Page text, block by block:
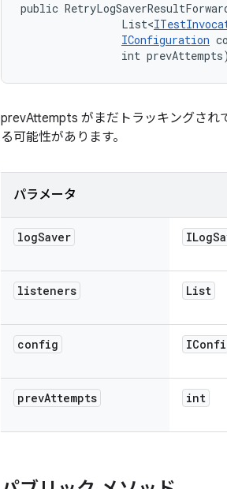
public
                List<
IConfiguration
                int prevAttempts)
prevAttempts がまだトラッキングされ
る可能性があります。
パラメータ
logSaver ILog
listeners List
config
prevAttempts int